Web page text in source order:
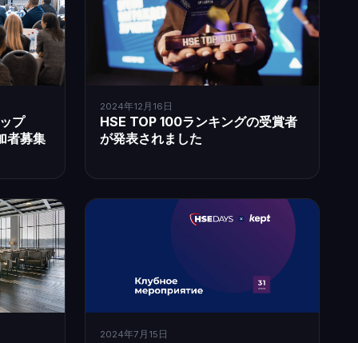
プ
者募集
2024年12月16日
HSE TOP 100ランキングの受賞者
が発表されました
2024年7月15日